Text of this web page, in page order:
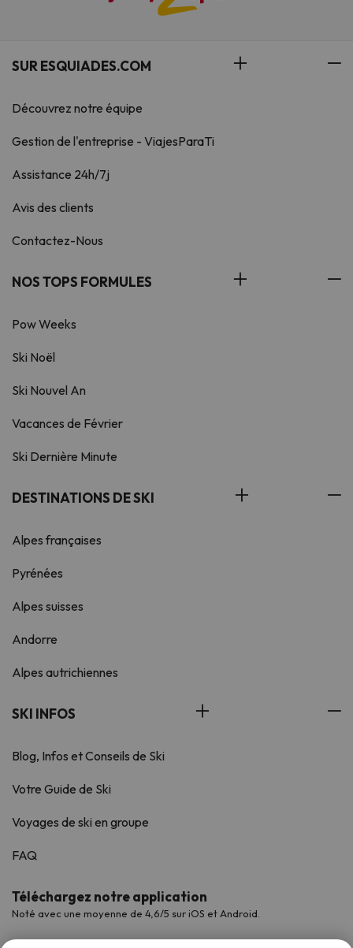
SUR ESQUIADES.COM
Découvrez notre équipe
Gestion de l'entreprise - ViajesParaTi
Assistance 24h/7j
Avis des clients
Contactez-Nous
NOS TOPS FORMULES
Pow Weeks
Ski Noël
Ski Nouvel An
Vacances de Février
Ski Dernière Minute
DESTINATIONS DE SKI
Alpes françaises
Pyrénées
Alpes suisses
Andorre
Alpes autrichiennes
SKI INFOS
Blog, Infos et Conseils de Ski
Votre Guide de Ski
Voyages de ski en groupe
FAQ
Téléchargez notre application
Noté avec une moyenne de 4,6/5 sur iOS et Android.